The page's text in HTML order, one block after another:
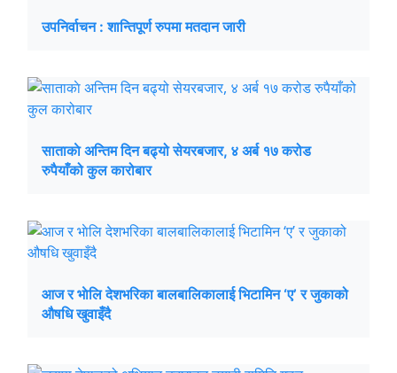
उपनिर्वाचन : शान्तिपूर्ण रुपमा मतदान जारी
साताकाे अन्तिम दिन बढ्यो सेयरबजार, ४ अर्ब १७ करोड
रुपैयाँको कुल कारोबार
आज र भाेलि देशभरिका बालबालिकालाई भिटामिन ‘ए’ र जुकाको
औषधि खुवाइँदै